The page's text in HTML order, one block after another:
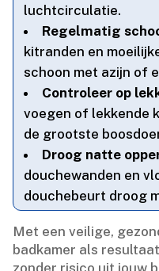
luchtcirculatie.​
Regelmatig
kitranden en
schoon met azijn of
Controleer op
voegen of lekkende
de grootste
Droog natte
douchewanden en
douchebeurt droog
Met een veilige,
badkamer als